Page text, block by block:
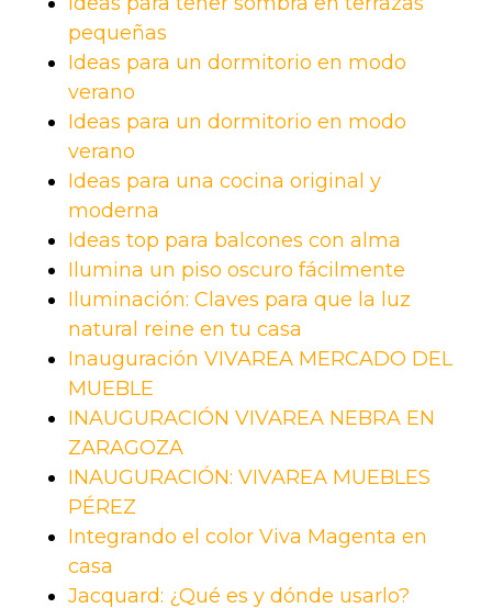
pequeñas
Ideas para un dormitorio en modo
verano
Ideas para un dormitorio en modo
verano
Ideas para una cocina original y
moderna
Ideas top para balcones con alma
Ilumina un piso oscuro fácilmente
Iluminación: Claves para que la luz
natural reine en tu casa
Inauguración VIVAREA MERCADO DEL
MUEBLE
INAUGURACIÓN VIVAREA NEBRA EN
ZARAGOZA
INAUGURACIÓN: VIVAREA MUEBLES
PÉREZ
Integrando el color Viva Magenta en
casa
Jacquard: ¿Qué es y dónde usarlo?